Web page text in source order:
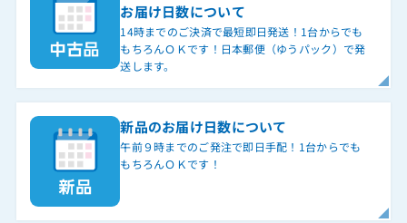
お届け日数について
14時までのご決済で最短即日発送！1台からでも
もちろんＯＫです！日本郵便（ゆうパック）で発
送します。
新品のお届け日数について
午前９時までのご発注で即日手配！1台からでも
もちろんＯＫです！